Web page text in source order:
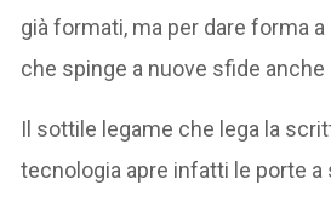
già formati, ma per dare forma
che spinge a nuove sfide anche
Il sottile legame che lega la
tecnologia apre infatti le porte